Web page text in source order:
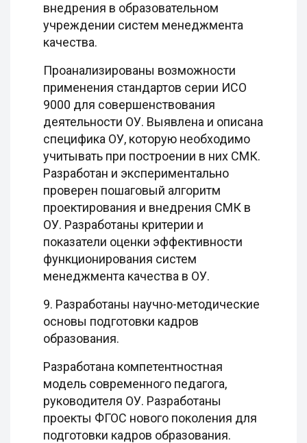
внедрения в образовательном
учреждении систем менеджмента
качества.
Проанализированы возможности
применения стандартов серии ИСО
9000 для совершенствования
деятельности ОУ. Выявлена и описана
специфика ОУ, которую необходимо
учитывать при построении в них СМК.
Разработан и экспериментально
проверен пошаговый алгоритм
проектирования и внедрения СМК в
ОУ. Разработаны критерии и
показатели оценки эффективности
функционирования систем
менеджмента качества в ОУ.
9. Разработаны научно-методические
основы подготовки кадров
образования.
Разработана компетентностная
модель современного педагога,
руководителя ОУ. Разработаны
проекты ФГОС нового поколения для
подготовки кадров образования.